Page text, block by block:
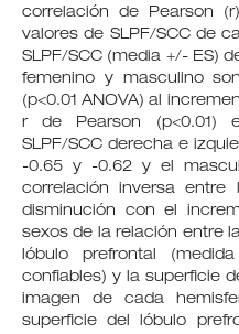
correlación de Pearson
valores de SLPF/SCC de
SLPF/SCC (media +/- ES)
femenino y masculino
(p<0.01 ANOVA) al
r de Pearson (p<0.01)
SLPF/SCC derecha e
-0.65 y -0.62 y el
correlación inversa entre
disminución con el
sexos de la relación entre
lóbulo prefrontal
confiables) y la superficie
imagen de cada
superficie del lóbulo